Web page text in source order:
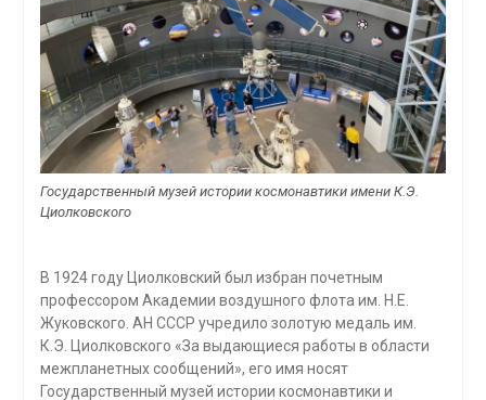
Государственный музей истории космонавтики имени К.Э.
Циолковского
В 1924 году Циолковский был избран почетным
профессором Академии воздушного флота им. Н.Е.
Жуковского. АН СССР учредило золотую медаль им.
К.Э. Циолковского «За выдающиеся работы в области
межпланетных сообщений», его имя носят
Государственный музей истории космонавтики и